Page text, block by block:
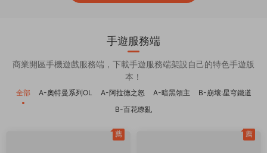
手遊服務端
商業開區手機遊戲服務端，下載手遊服務端架設自己的特色手遊版
本！
全部 A-奧特曼系列OL A-阿拉德之怒 A-暗黑領主
B-崩壞:星穹鐵道
B-百花缭亂
薦 薦